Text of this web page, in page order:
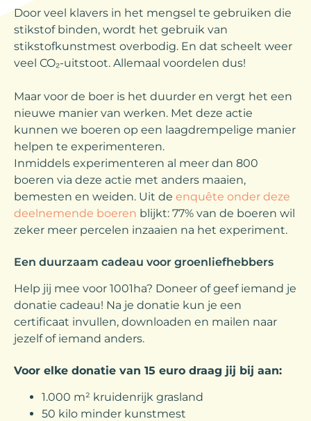
Door veel klavers in het mengsel te gebruiken die
stikstof binden, wordt het gebruik van
stikstofkunstmest overbodig. En dat scheelt weer
veel CO₂-uitstoot. Allemaal voordelen dus!
Maar voor de boer is het duurder en vergt het een
nieuwe manier van werken. Met deze actie
kunnen we boeren op een laagdrempelige manier
helpen te experimenteren.
Inmiddels experimenteren al meer dan 800
boeren via deze actie met anders maaien,
bemesten en weiden. Uit de enquête onder deze
deelnemende boeren blijkt: 77% van de boeren wil
zeker meer percelen inzaaien na het experiment.
Een duurzaam cadeau voor groenliefhebbers
Help jij mee voor 1001ha? Doneer of geef iemand je
donatie cadeau! Na je donatie kun je een
certificaat invullen, downloaden en mailen naar
jezelf of iemand anders.
Voor elke donatie van 15 euro draag jij bij aan:
1.000 m² kruidenrijk grasland
50 kilo minder kunstmest